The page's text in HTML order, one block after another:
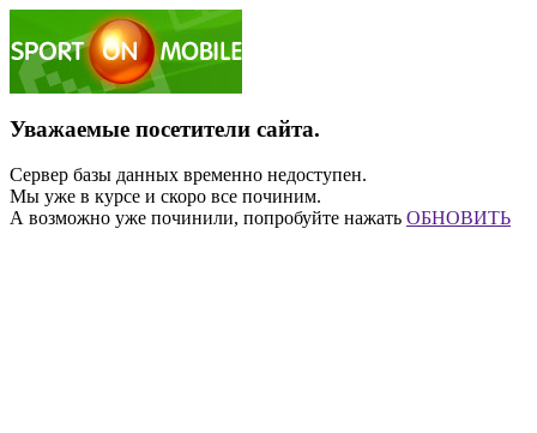
Уважаемые посетители сайта.
Сервер базы данных временно недоступен.
Мы уже в курсе и скоро все починим.
А возможно уже починили, попробуйте нажать ОБНОВИТЬ